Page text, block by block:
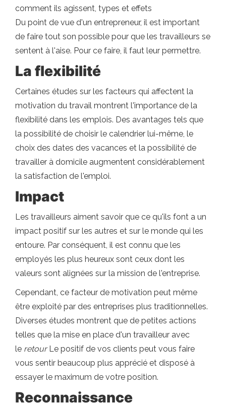
comment ils agissent, types et effets
Du point de vue d'un entrepreneur, il est important
de faire tout son possible pour que les travailleurs se
sentent à l'aise. Pour ce faire, il faut leur permettre.
La flexibilité
Certaines études sur les facteurs qui affectent la
motivation du travail montrent l'importance de la
flexibilité dans les emplois. Des avantages tels que
la possibilité de choisir le calendrier lui-même, le
choix des dates des vacances et la possibilité de
travailler à domicile augmentent considérablement
la satisfaction de l'emploi.
Impact
Les travailleurs aiment savoir que ce qu'ils font a un
impact positif sur les autres et sur le monde qui les
entoure. Par conséquent, il est connu que les
employés les plus heureux sont ceux dont les
valeurs sont alignées sur la mission de l'entreprise.
Cependant, ce facteur de motivation peut même
être exploité par des entreprises plus traditionnelles.
Diverses études montrent que de petites actions
telles que la mise en place d'un travailleur avec
le retourLe positif de vos clients peut vous faire
vous sentir beaucoup plus apprécié et disposé à
essayer le maximum de votre position.
Reconnaissance